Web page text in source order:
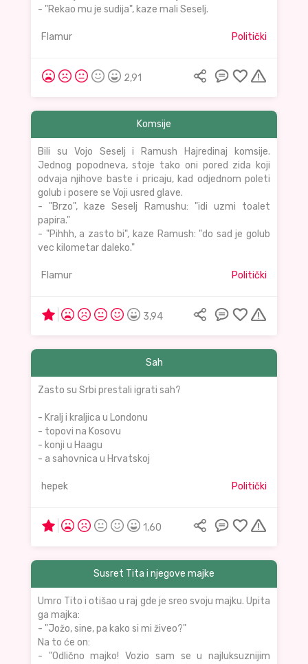
- "Rekao mu je sudija", kaze mali Seselj.
Flamur Politički
2,91
Komsije
Bili su Vojo Seselj i Ramush Hajredinaj komsije.
Jednog popodneva, stoje tako oni pored zida koji
odvaja njihove baste i pricaju, kad odjednom poleti
golub i posere se Voji usred glave.
- "Brzo", kaze Seselj Ramushu: "idi uzmi toalet
papira."
- "Pihhh, a zasto bi", kaze Ramush: "do sad je golub
vec kilometar daleko."
Flamur Politički
3,94
Sah
Zasto su Srbi prestali igrati sah?
- Kralj i kraljica u Londonu
- topovi na Kosovu
- konji u Haagu
- a sahovnica u Hrvatskoj
hepek Politički
1,60
Susret Tita i njegove majke
Umro Tito i otišao u raj gde je sreo svoju majku. Upita
ga majka:
- "Jožo, sine, pa kako si mi živeo?"
Na to će on:
- "Odlično majko! Vozio sam se u najluksuznijim